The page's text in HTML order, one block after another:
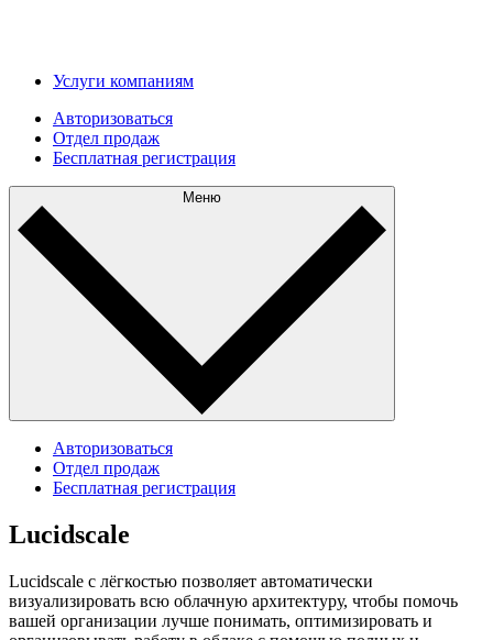
Услуги компаниям
Авторизоваться
Отдел продаж
Бесплатная регистрация
Меню
Авторизоваться
Отдел продаж
Бесплатная регистрация
Lucidscale
Lucidscale с лёгкостью позволяет автоматически
визуализировать всю облачную архитектуру, чтобы помочь
вашей организации лучше понимать, оптимизировать и